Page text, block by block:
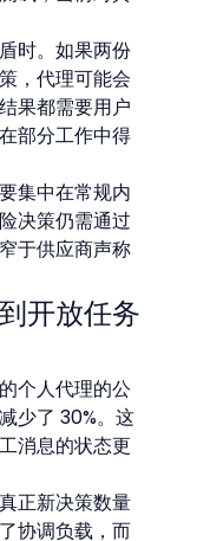
时。如果两份
，代理可能会
果都需要用户
部分工作中得
集中在常规内
决策仍需通过
于供应商声称
开放任务
个人代理的公
少了 30%。这
消息的状态更
正新决策数量
协调负载，而